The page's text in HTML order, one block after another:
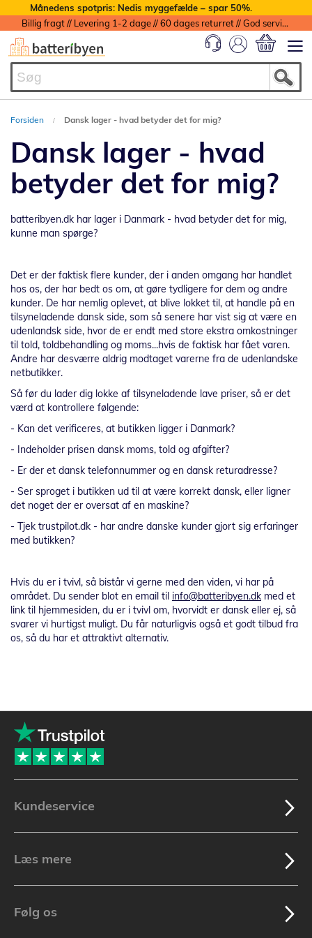
Månedens spotpris: Nedis myggefælde – spar 50%.
Billig fragt // Levering 1-2 dage // 60 dages returret // God service med garanti
Forsiden Dansk lager - hvad betyder det for mig?
Dansk lager - hvad
betyder det for mig?
batteribyen.dk har lager i Danmark - hvad betyder det for mig,
kunne man spørge?
Det er der faktisk flere kunder, der i anden omgang har handlet
hos os, der har bedt os om, at gøre tydligere for dem og andre
kunder. De har nemlig oplevet, at blive lokket til, at handle på en
tilsyneladende dansk side, som så senere har vist sig at være en
udenlandsk side, hvor de er endt med store ekstra omkostninger
til told, toldbehandling og moms...hvis de faktisk har fået varen.
Andre har desværre aldrig modtaget varerne fra de udenlandske
netbutikker.
Så før du lader dig lokke af tilsyneladende lave priser, så er det
værd at kontrollere følgende:
- Kan det verificeres, at butikken ligger i Danmark?
- Indeholder prisen dansk moms, told og afgifter?
- Er der et dansk telefonnummer og en dansk returadresse?
- Ser sproget i butikken ud til at være korrekt dansk, eller ligner
det noget der er oversat af en maskine?
- Tjek trustpilot.dk - har andre danske kunder gjort sig erfaringer
med butikken?
Hvis du er i tvivl, så bistår vi gerne med den viden, vi har på
området. Du sender blot en email til info@batteribyen.dk med et
link til hjemmesiden, du er i tvivl om, hvorvidt er dansk eller ej, så
svarer vi hurtigst muligt. Du får naturligvis også et godt tilbud fra
os, så du har et attraktivt alternativ.
Kundeservice
Læs mere
Følg os